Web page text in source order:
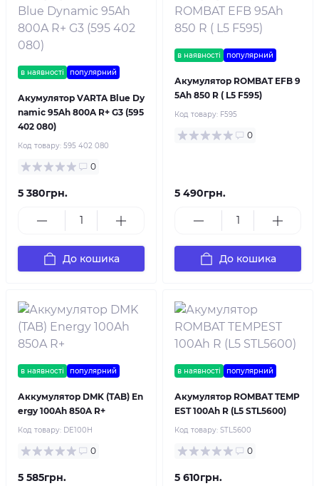
в наявності популярний
Акумулятор VARTA Blue Dy
namic 95Ah 800A R+ G3 (595
402 080)
Код товару: 595 402 080
0
5 380грн.
До кошика
в наявності популярний
Акумулятор ROMBAT EFB 9
5Ah 850 R ( L5 F595)
Код товару: F595
0
5 490грн.
До кошика
в наявності популярний
Аккумулятор DMK (TAB) En
ergy 100Ah 850A R+
Код товару: DE100H
0
5 585грн.
в наявності популярний
Акумулятор ROMBAT TEMP
EST 100Ah R (L5 STL5600)
Код товару: STL5600
0
5 610грн.